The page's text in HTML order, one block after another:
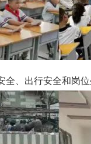
、出行安全和岗